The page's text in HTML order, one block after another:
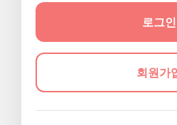
회원가